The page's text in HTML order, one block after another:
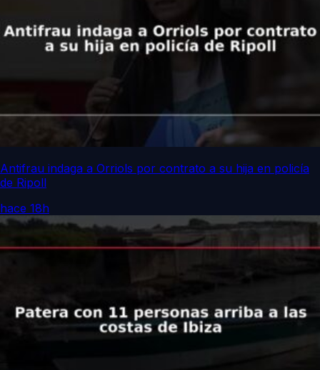
Antifrau indaga a Orriols por contrato a su hija en policía
de Ripoll
hace 18h